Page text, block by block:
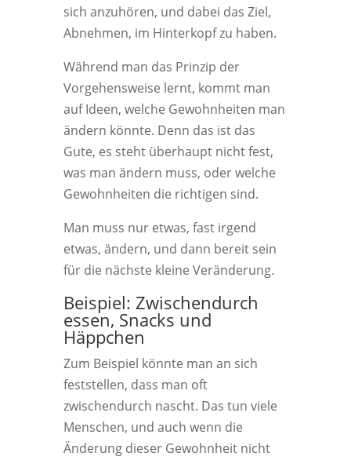
sich anzuhören, und dabei das Ziel,
Abnehmen, im Hinterkopf zu haben.
Während man das Prinzip der
Vorgehensweise lernt, kommt man
auf Ideen, welche Gewohnheiten man
ändern könnte. Denn das ist das
Gute, es steht überhaupt nicht fest,
was man ändern muss, oder welche
Gewohnheiten die richtigen sind.
Man muss nur etwas, fast irgend
etwas, ändern, und dann bereit sein
für die nächste kleine Veränderung.
Beispiel: Zwischendurch
essen, Snacks und
Häppchen
Zum Beispiel könnte man an sich
feststellen, dass man oft
zwischendurch nascht. Das tun viele
Menschen, und auch wenn die
Änderung dieser Gewohnheit nicht